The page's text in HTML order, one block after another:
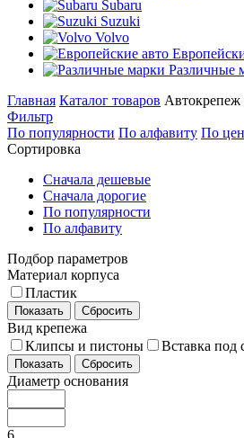
Subaru
Suzuki
Volvo
Различные
Главная Каталог товаров Автокрепеж
Фильтр
По популярности По алфавиту По
Сортировка
Сначала дешевые
Сначала дорогие
По популярности
По алфавиту
Подбор параметров
Материал корпуса
Пластик
Показать Сбросить
Вид крепежа
Клипсы и пистоны
Вставка под
Показать Сбросить
Диаметр основания
6